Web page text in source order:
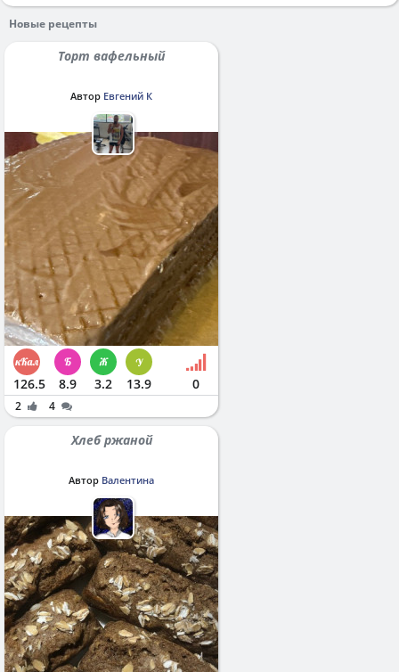
Новые рецепты
Торт вафельный
Автор Евгений К
126.5 8.9 3.2 13.9 0
2 4
Хлеб ржаной
Автор Валентина